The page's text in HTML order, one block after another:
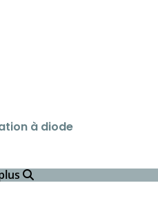
à diode